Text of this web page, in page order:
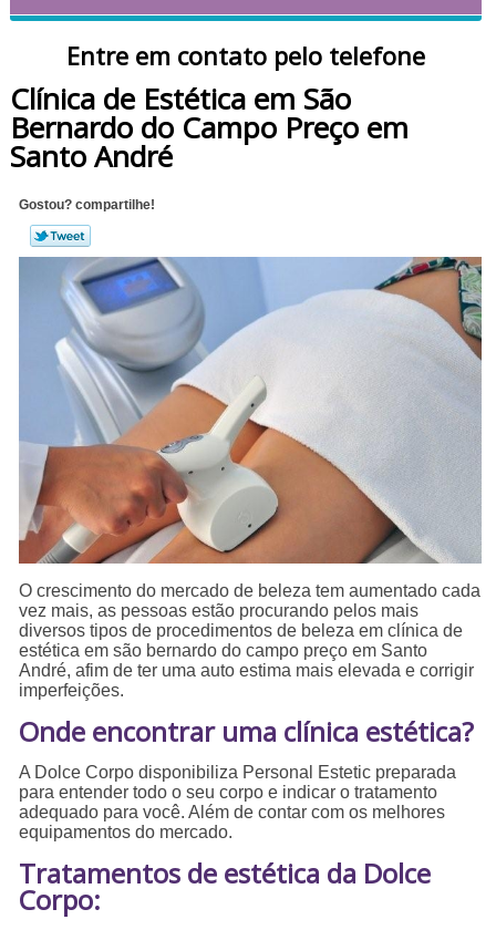
Entre em contato pelo telefone
Clínica de Estética em São
Bernardo do Campo Preço em
Santo André
Gostou? compartilhe!
O crescimento do mercado de beleza tem aumentado cada
vez mais, as pessoas estão procurando pelos mais
diversos tipos de procedimentos de beleza em clínica de
estética em são bernardo do campo preço em Santo
André, afim de ter uma auto estima mais elevada e corrigir
imperfeições.
Onde encontrar uma clínica estética?
A Dolce Corpo disponibiliza Personal Estetic preparada
para entender todo o seu corpo e indicar o tratamento
adequado para você. Além de contar com os melhores
equipamentos do mercado.
Tratamentos de estética da Dolce
Corpo: